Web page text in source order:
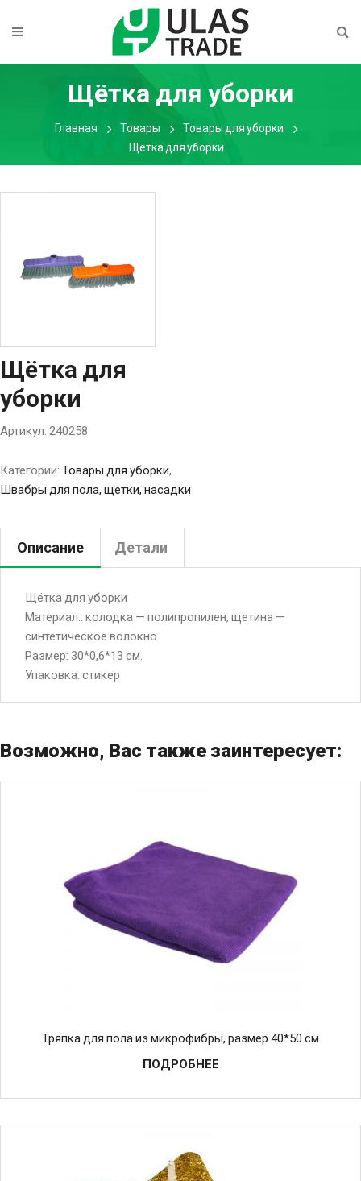
Щётка для уборки
Главная Товары
Товары для уборки
Щётка для уборки
Щётка для
уборки
Артикул: 240258
Категории: Товары для уборки,
Швабры для пола, щетки, насадки
Описание Детали
Щётка для уборки
Материал:: колодка — полипропилен, щетина —
синтетическое волокно
Размер: 30*0,6*13 см.
Упаковка: стикер
Возможно, Вас также заинтересует:
Тряпка для пола из микрофибры, размер 40*50 см
ПОДРОБНЕЕ